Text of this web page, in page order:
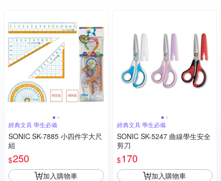
經典文具 學生必備
SONIC SK-7885 小四件字大尺
組
$250
加入購物車
經典文具 學生必備
SONIC SK-5247 曲線學生安全
剪刀
$170
加入購物車